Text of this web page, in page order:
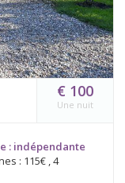
€ 100
Une nuit
: indépendante
: 115€ , 4